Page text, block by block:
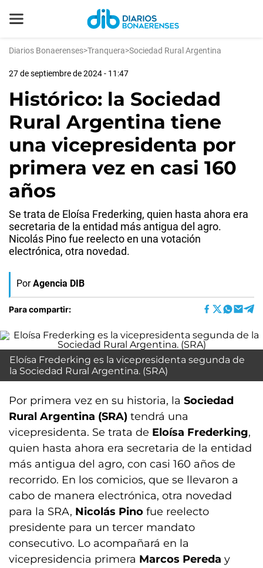
Diarios Bonaerenses>Tranquera>Sociedad Rural Argentina
27 de septiembre de 2024 - 11:47
Histórico: la Sociedad
Rural Argentina tiene
una vicepresidenta por
primera vez en casi 160
años
Se trata de Eloísa Frederking, quien hasta ahora era
secretaria de la entidad más antigua del agro.
Nicolás Pino fue reelecto en una votación
electrónica, otra novedad.
Por Agencia DIB
Para compartir:
Eloísa Frederking es la vicepresidenta segunda de
la Sociedad Rural Argentina. (SRA)
Por primera vez en su historia, la Sociedad
Rural Argentina (SRA) tendrá una
vicepresidenta. Se trata de Eloísa Frederking,
quien hasta ahora era secretaria de la entidad
más antigua del agro, con casi 160 años de
recorrido. En los comicios, que se llevaron a
cabo de manera electrónica, otra novedad
para la SRA, Nicolás Pino fue reelecto
presidente para un tercer mandato
consecutivo. Lo acompañará en la
vicepresidencia primera Marcos Pereda y